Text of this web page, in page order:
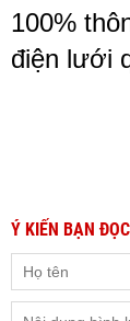
100%
điện lưới
Ý KIẾN BẠN ĐỌC